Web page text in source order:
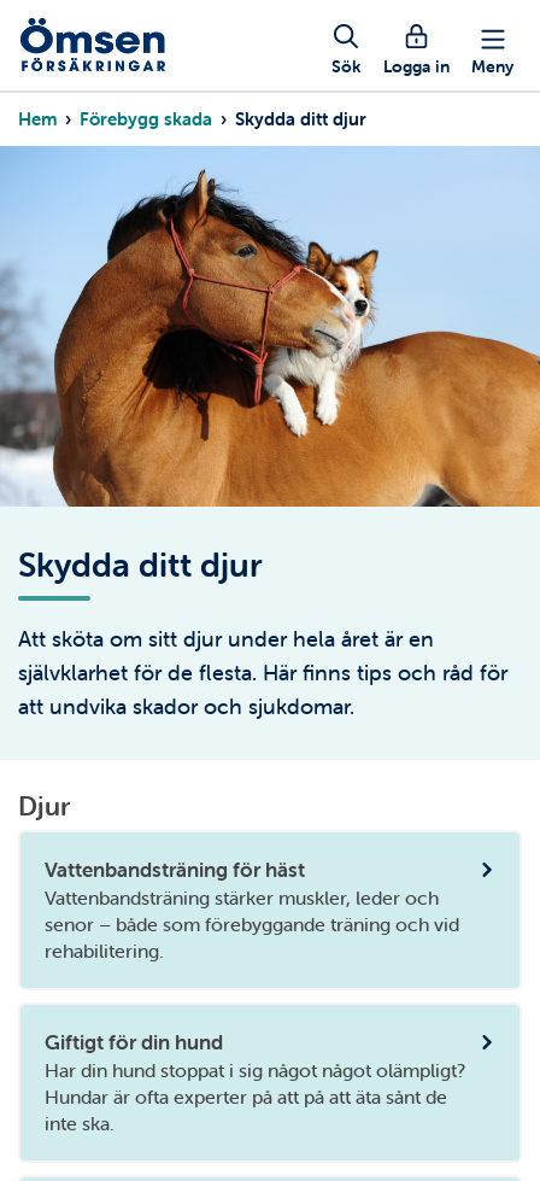
Hoppa
huvudinnehåll
Mobil
knappmeny
Sök Logga in Meny
Länkstig
Hem Förebygg skada Skydda ditt djur
Skydda ditt djur
Att sköta om sitt djur under hela året är en
självklarhet för de flesta. Här finns tips och råd för
att undvika skador och sjukdomar.
Djur
Vattenbandsträning för häst
Vattenbandsträning stärker muskler, leder och
senor – både som förebyggande träning och vid
rehabilitering.
Giftigt för din hund
Har din hund stoppat i sig något något olämpligt?
Hundar är ofta experter på att på att äta sånt de
inte ska.